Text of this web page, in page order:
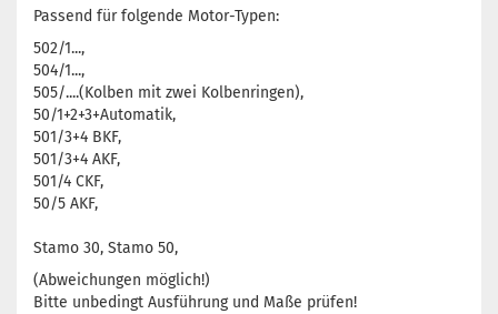
Passend für folgende Motor-Typen:
502/1...,
504/1...,
505/....(Kolben mit zwei Kolbenringen),
50/1+2+3+Automatik,
501/3+4 BKF,
501/3+4 AKF,
501/4 CKF,
50/5 AKF,
Stamo 30, Stamo 50,
(Abweichungen möglich!)
Bitte unbedingt Ausführung und Maße prüfen!